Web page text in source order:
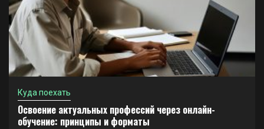
Куда поехать
Освоение актуальных профессий через онлайн-
обучение: принципы и форматы